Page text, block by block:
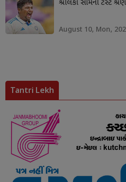
શ્રીલંકા સામેની ટેસ્ટ
August 10, Mon,
Tantri Lekh